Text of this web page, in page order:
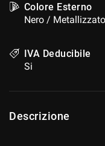
Colore Esterno
Nero / Metallizzato
IVA Deducibile
Si
Descrizione
di
tracciamento
alla
cookie
Puoi
e